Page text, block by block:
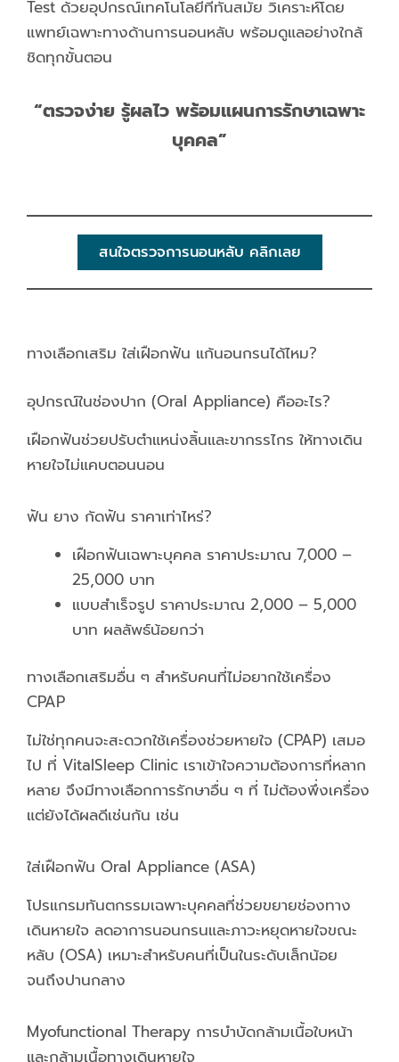
Test ด้วยอุปกรณ์เทคโนโลยีที่ทันสมัย วิเคราะห์โดย
แพทย์เฉพาะทางด้านการนอนหลับ พร้อมดูแลอย่างใกล้
ชิดทุกขั้นตอน
“ตรวจง่าย รู้ผลไว พร้อมแผนการรักษาเฉพาะ
บุคคล”
สนใจตรวจการนอนหลับ คลิกเลย
ทางเลือกเสริม ใส่เฝือกฟัน แก้นอนกรนได้ไหม?
อุปกรณ์ในช่องปาก (Oral Appliance) คืออะไร?
เฝือกฟันช่วยปรับตำแหน่งลิ้นและขากรรไกร ให้ทางเดิน
หายใจไม่แคบตอนนอน
ฟัน ยาง กัดฟัน ราคาเท่าไหร่?
เฝือกฟันเฉพาะบุคคล ราคาประมาณ 7,000 –
25,000 บาท
แบบสำเร็จรูป ราคาประมาณ 2,000 – 5,000
บาท ผลลัพธ์น้อยกว่า
ทางเลือกเสริมอื่น ๆ สำหรับคนที่ไม่อยากใช้เครื่อง
CPAP
ไม่ใช่ทุกคนจะสะดวกใช้เครื่องช่วยหายใจ (CPAP) เสมอ
ไป ที่ VitalSleep Clinic เราเข้าใจความต้องการที่หลาก
หลาย จึงมีทางเลือกการรักษาอื่น ๆ ที่ ไม่ต้องพึ่งเครื่อง
แต่ยังได้ผลดีเช่นกัน เช่น
ใส่เฝือกฟัน Oral Appliance (ASA)
โปรแกรมทันตกรรมเฉพาะบุคคลที่ช่วยขยายช่องทาง
เดินหายใจ ลดอาการนอนกรนและภาวะหยุดหายใจขณะ
หลับ (OSA) เหมาะสำหรับคนที่เป็นในระดับเล็กน้อย
จนถึงปานกลาง
Myofunctional Therapy การบำบัดกล้ามเนื้อใบหน้า
และกล้ามเนื้อทางเดินหายใจ